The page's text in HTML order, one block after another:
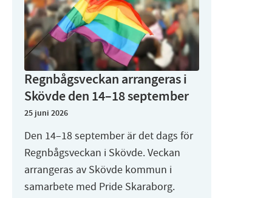
Regnbågsveckan arrangeras i
Skövde den 14–18 september
25 juni 2026
Den 14–18 september är det dags för
Regnbågsveckan i Skövde. Veckan
arrangeras av Skövde kommun i
samarbete med Pride Skaraborg.